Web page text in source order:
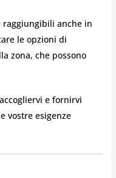
raggiungibili anche in
le opzioni di
zona, che possono
e fornirvi
vostre esigenze